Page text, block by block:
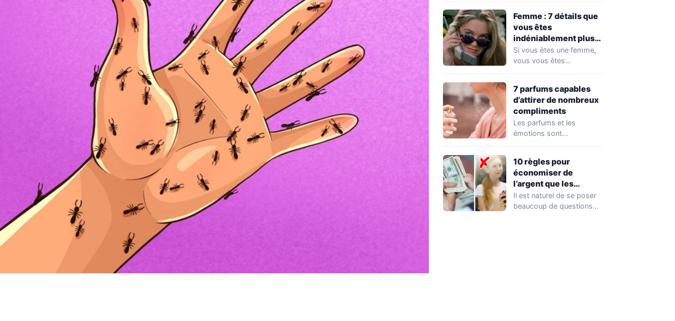
Femme : 7 détails que
vous êtes
indéniablement plus
attirante que vous ne
le pensez
Si vous êtes une femme,
vous vous êtes
les…
7 parfums capables
d’attirer de nombreux
compliments
Les parfums et les
émotions sont
10 règles pour
économiser de
l’argent que les
personnes riches
appliquent
Il est naturel de se poser
beaucoup de questions